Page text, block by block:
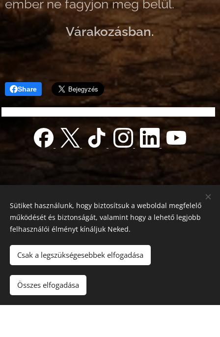
ember ne fagyjon meg belül.
Várakozásban.
Share
Országos azonosító:
0100/60270/2025/2300092318647
Adószám: 19419028-1-43
Webnode
Sütiket használunk, hogy biztosítsuk a weboldal megfelelő
működését és biztonságát, valamint hogy a lehető legjobb
felhasználói élményt kínáljuk Neked.
Csak a legszükségesebbek elfogadása
Összes elfogadása